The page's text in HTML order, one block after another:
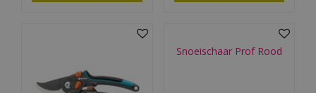
Snoeischaar Prof Rood